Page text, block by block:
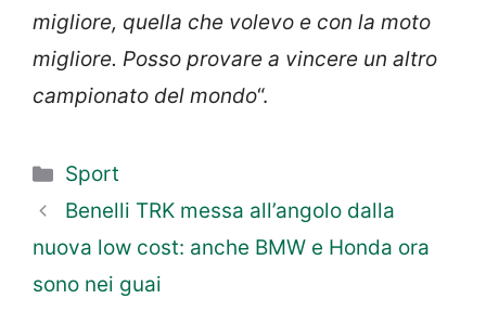
migliore, quella che volevo e con la moto
migliore. Posso provare a vincere un altro
campionato del mondo“.
Categorie
Sport
Benelli TRK messa all’angolo dalla
nuova low cost: anche BMW e Honda ora
sono nei guai